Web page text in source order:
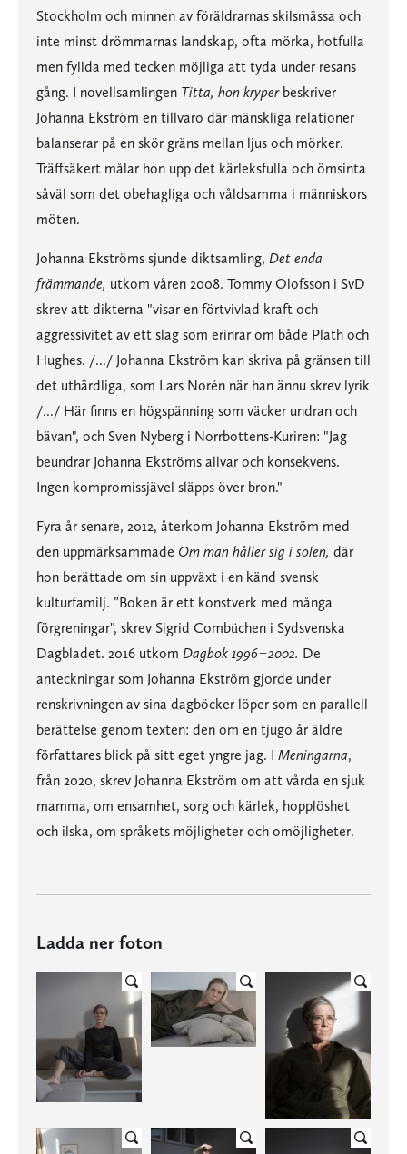
Stockholm och minnen av föräldrarnas skilsmässa och
inte minst drömmarnas landskap, ofta mörka, hotfulla
men fyllda med tecken möjliga att tyda under resans
gång. I novellsamlingen Titta, hon kryperbeskriver
Johanna Ekström en tillvaro där mänskliga relationer
balanserar på en skör gräns mellan ljus och mörker.
Träffsäkert målar hon upp det kärleksfulla och ömsinta
såväl som det obehagliga och våldsamma i människors
möten.
Johanna Ekströms sjunde diktsamling, Det enda
främmande, utkom våren 2008. Tommy Olofsson i SvD
skrev att dikterna "visar en förtvivlad kraft och
aggressivitet av ett slag som erinrar om både Plath och
Hughes. /.../ Johanna Ekström kan skriva på gränsen till
det uthärdliga, som Lars Norén när han ännu skrev lyrik
/.../ Här finns en högspänning som väcker undran och
bävan", och Sven Nyberg i Norrbottens-Kuriren: "Jag
beundrar Johanna Ekströms allvar och konsekvens.
Ingen kompromissjävel släpps över bron."
Fyra år senare, 2012, återkom Johanna Ekström med
den uppmärksammade Om man håller sig i solen, där
hon berättade om sin uppväxt i en känd svensk
kulturfamilj. ”Boken är ett konstverk med många
förgreningar", skrev Sigrid Combüchen i Sydsvenska
Dagbladet. 2016 utkom Dagbok 1996−2002. De
anteckningar som Johanna Ekström gjorde under
renskrivningen av sina dagböcker löper som en parallell
berättelse genom texten: den om en tjugo år äldre
författares blick på sitt eget yngre jag. I Meningarna,
från 2020, skrev Johanna Ekström om att vårda en sjuk
mamma, om ensamhet, sorg och kärlek, hopplöshet
och ilska, om språkets möjligheter och omöjligheter.
Ladda ner foton